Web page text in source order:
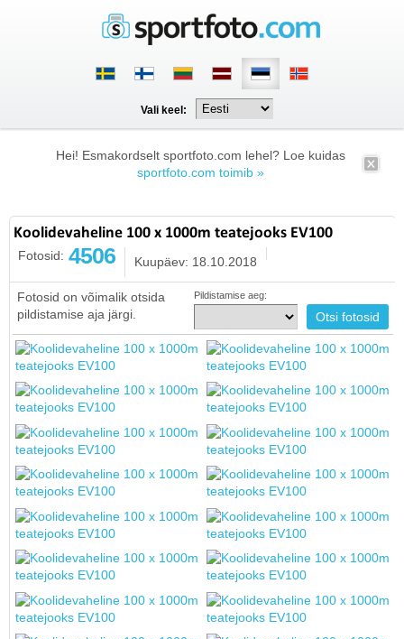
Vali keel:
Hei! Esmakordselt sportfoto.com lehel? Loe kuidas
sportfoto.com toimib »
Koolidevaheline 100 x 1000m teatejooks EV100
Fotosid: 4506 Kuupäev: 18.10.2018
Fotosid on võimalik otsida
pildistamise aja järgi.
Pildistamise aeg: